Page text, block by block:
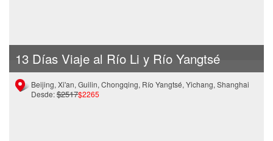
13 Días Viaje al Río Li y Río Yangtsé
Beijing, Xi'an, Guilin, Chongqing, Río Yangtsé, Yichang, Shanghai
Desde:$2517$2265